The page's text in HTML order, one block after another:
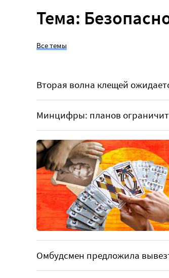
Тема:
Все темы
Вторая волна клещей
Минцифры: планов
Омбудсмен предложила